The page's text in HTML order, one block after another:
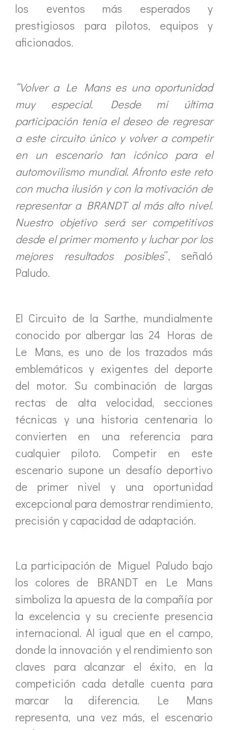
los eventos más esperados y
prestigiosos para pilotos, equipos y
aficionados.
“Volver a Le Mans es una oportunidad
muy especial. Desde mi última
participación tenía el deseo de regresar
a este circuito único y volver a competir
en un escenario tan icónico para el
automovilismo mundial. Afronto este reto
con mucha ilusión y con la motivación de
representar a BRANDT al más alto nivel.
Nuestro objetivo será ser competitivos
desde el primer momento y luchar por los
mejores resultados posibles”, señaló
Paludo.
El Circuito de la Sarthe, mundialmente
conocido por albergar las 24 Horas de
Le Mans, es uno de los trazados más
emblemáticos y exigentes del deporte
del motor. Su combinación de largas
rectas de alta velocidad, secciones
técnicas y una historia centenaria lo
convierten en una referencia para
cualquier piloto. Competir en este
escenario supone un desafío deportivo
de primer nivel y una oportunidad
excepcional para demostrar rendimiento,
precisión y capacidad de adaptación.
La participación de Miguel Paludo bajo
los colores de BRANDT en Le Mans
simboliza la apuesta de la compañía por
la excelencia y su creciente presencia
internacional. Al igual que en el campo,
donde la innovación y el rendimiento son
claves para alcanzar el éxito, en la
competición cada detalle cuenta para
marcar la diferencia. Le Mans
representa, una vez más, el escenario